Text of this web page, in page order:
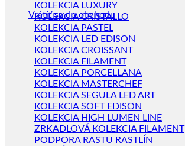
Vrátiť sa do obchodu
KOLEKCIA LUXURY
KOLEKCIA CRISTALLO
KOLEKCIA PASTEL
KOLEKCIA LED EDISON
KOLEKCIA CROISSANT
KOLEKCIA FILAMENT
KOLEKCIA PORCELLANA
KOLEKCIA MASTERCHEF
KOLEKCIA SEGULA LED ART
KOLEKCIA SOFT EDISON
KOLEKCIA HIGH LUMEN LINE
ZRKADLOVÁ KOLEKCIA FILAMENT
PODPORA RASTU RASTLÍN